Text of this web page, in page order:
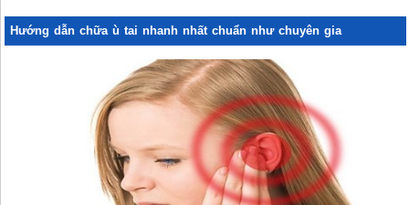
Hướng dẫn chữa ù tai nhanh nhất chuẩn như chuyên gia